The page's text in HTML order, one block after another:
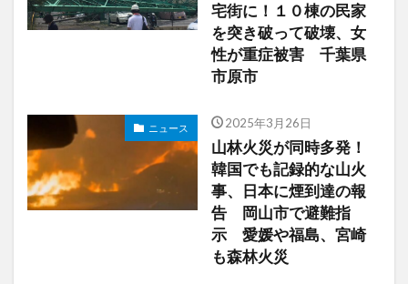
宅街に！１０棟の民家
を突き破って破壊、女
性が重症被害 千葉県
市原市
ニュース 2025年3月26日
山林火災が同時多発！
韓国でも記録的な山火
事、日本に煙到達の報
告 岡山市で避難指
示 愛媛や福島、宮崎
も森林火災